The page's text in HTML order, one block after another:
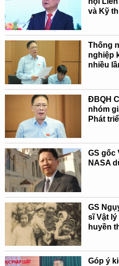
và Kỹ
Thống
nghiệp
nhiều
ĐBQH
nhóm
Phát
GS gốc
NASA
GS
sĩ Vật
huyền
Góp ý